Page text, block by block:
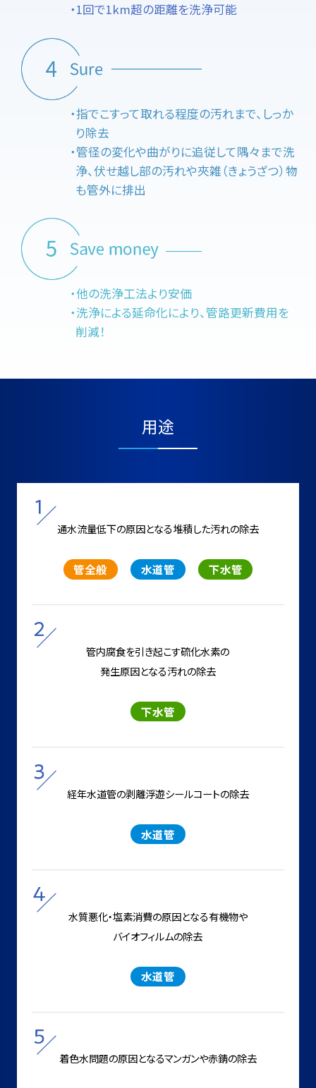
・1回で1km超の距離を洗浄可能
・指でこすって取れる程度の汚れまで、しっか
り除去
・管径の変化や曲がりに追従して隅々まで洗
浄、伏せ越し部の汚れや夾雑（きょうざつ）物
も管外に排出
・他の洗浄工法より安価
・洗浄による延命化により、管路更新費用を
削減！
用途
通水流量低下の原因となる堆積した汚れの除去
管全般 水道管 下水管
管内腐食を引き起こす硫化水素の
発生原因となる汚れの除去
下水管
経年水道管の剥離浮遊シールコートの除去
水道管
水質悪化・塩素消費の原因となる有機物や
バイオフィルムの除去
水道管
着色水問題の原因となるマンガンや赤錆の除去